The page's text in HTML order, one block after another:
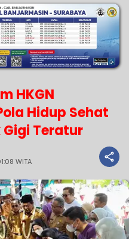
HKGN
Hidup Sehat
Gigi Teratur
WITA